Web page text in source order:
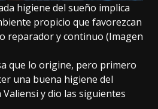
higiene del sueño implica
propicio que favorezcan
reparador y continuo (Imagen
que lo origine, pero primero
una buena higiene del
y dio las siguientes